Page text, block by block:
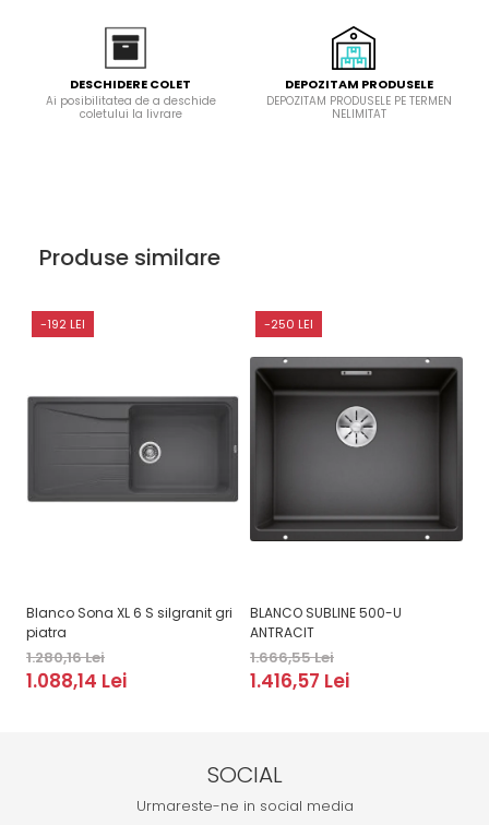
DESCHIDERE COLET
Ai posibilitatea de a deschide
coletului la livrare
DEPOZITAM PRODUSELE
DEPOZITAM PRODUSELE PE TERMEN
NELIMITAT
Produse similare
-192 LEI
Blanco Sona XL 6 S silgranit gri
piatra
1.280,16 Lei
1.088,14 Lei
-250 LEI
BLANCO SUBLINE 500-U
ANTRACIT
1.666,55 Lei
1.416,57 Lei
SOCIAL
Urmareste-ne in social media